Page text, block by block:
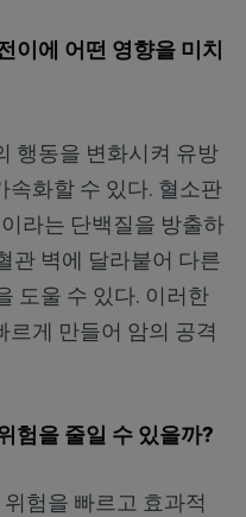
이에 어떤 영향을 미치
행동을 변화시켜 유방
속화할 수 있다. 혈소판
라는 단백질을 방출하
관 벽에 달라붙어 다른
도울 수 있다. 이러한
르게 만들어 암의 공격
험을 줄일 수 있을까?
험을 빠르고 효과적